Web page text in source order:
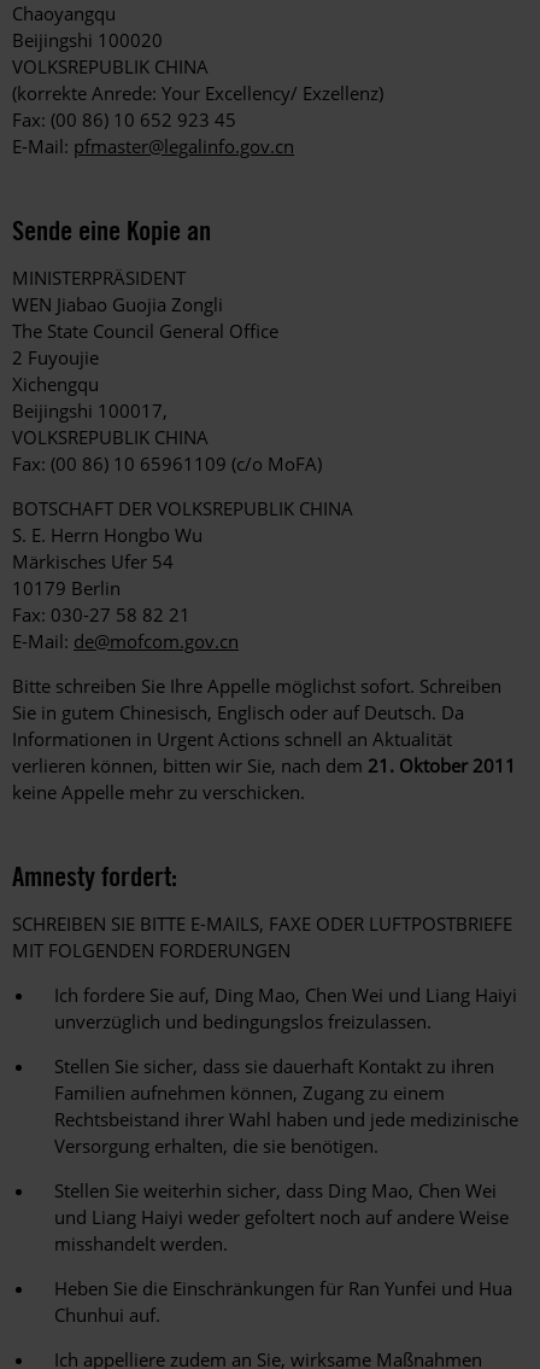
Chaoyangqu
Beijingshi 100020
VOLKSREPUBLIK CHINA
(korrekte Anrede: Your Excellency/ Exzellenz)
Fax: (00 86) 10 652 923 45
E-Mail: pfmaster@legalinfo.gov.cn
Sende eine Kopie an
MINISTERPRÄSIDENT
WEN Jiabao Guojia Zongli
The State Council General Office
2 Fuyoujie
Xichengqu
Beijingshi 100017,
VOLKSREPUBLIK CHINA
Fax: (00 86) 10 65961109 (c/o MoFA)
BOTSCHAFT DER VOLKSREPUBLIK CHINA
S. E. Herrn Hongbo Wu
Märkisches Ufer 54
10179 Berlin
Fax: 030-27 58 82 21
E-Mail: de@mofcom.gov.cn
Bitte schreiben Sie Ihre Appelle möglichst sofort. Schreiben
Sie in gutem Chinesisch, Englisch oder auf Deutsch. Da
Informationen in Urgent Actions schnell an Aktualität
verlieren können, bitten wir Sie, nach dem 21. Oktober 2011
keine Appelle mehr zu verschicken.
Amnesty fordert:
SCHREIBEN SIE BITTE E-MAILS, FAXE ODER LUFTPOSTBRIEFE
MIT FOLGENDEN FORDERUNGEN
Ich fordere Sie auf, Ding Mao, Chen Wei und Liang Haiyi
unverzüglich und bedingungslos freizulassen.
Stellen Sie sicher, dass sie dauerhaft Kontakt zu ihren
Familien aufnehmen können, Zugang zu einem
Rechtsbeistand ihrer Wahl haben und jede medizinische
Versorgung erhalten, die sie benötigen.
Stellen Sie weiterhin sicher, dass Ding Mao, Chen Wei
und Liang Haiyi weder gefoltert noch auf andere Weise
misshandelt werden.
Heben Sie die Einschränkungen für Ran Yunfei und Hua
Chunhui auf.
Ich appelliere zudem an Sie, wirksame Maßnahmen